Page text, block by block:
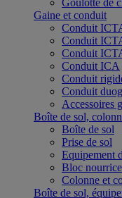
Goulotte de
Gaine et conduit
Conduit
Conduit
Conduit
Conduit ICA
Conduit
Conduit
Accessoires
Boîte de sol,
Boîte de sol
Prise de sol
Equipement
Bloc nourrice
Colonne et
Boîte de sol,